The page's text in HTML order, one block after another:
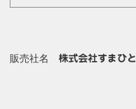
販売社名株式会社すまひと